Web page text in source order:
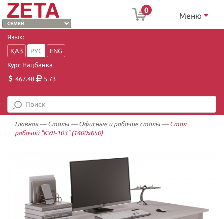
0
Меню
Язык:
ҚАЗ
РУС
ENG
Курс Нацбанка
467.48
5.73
Главная— Столы — Офисные и рабочие столы — Стол
рабочий "КУЛ-103" (1400х650)